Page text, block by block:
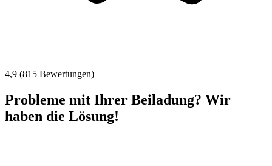
4,9 (815 Bewertungen)
Probleme mit Ihrer Beiladung? Wir
haben die Lösung!